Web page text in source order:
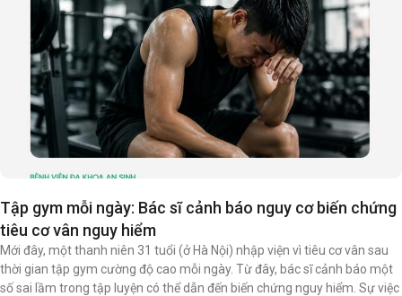
Tập gym mỗi ngày: Bác sĩ cảnh báo nguy cơ biến chứng
tiêu cơ vân nguy hiểm
Mới đây, một thanh niên 31 tuổi (ở Hà Nội) nhập viện vì tiêu cơ vân sau
thời gian tập gym cường độ cao mỗi ngày. Từ đây, bác sĩ cảnh báo một
số sai lầm trong tập luyện có thể dẫn đến biến chứng nguy hiểm. Sự việc